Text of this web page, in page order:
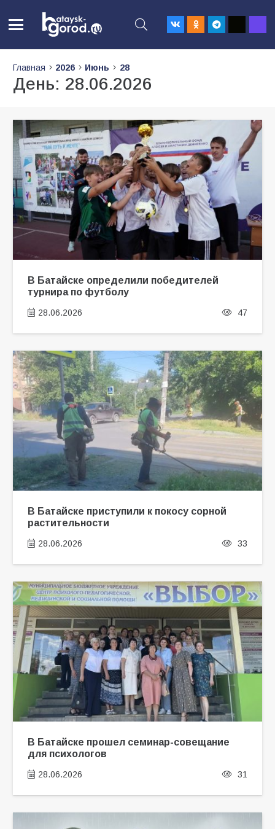
Главная 2026 Июнь 28
День: 28.06.2026
В Батайске определили победителей
турнира по футболу
28.06.2026 47
В Батайске приступили к покосу сорной
растительности
28.06.2026 33
В Батайске прошел семинар-совещание
для психологов
28.06.2026 31